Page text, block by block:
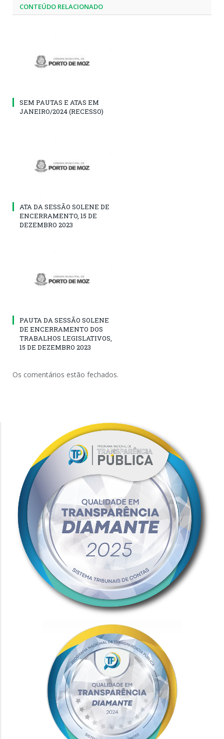
CONTEÚDO RELACIONADO
SEM PAUTAS E ATAS EM
JANEIRO/2024 (RECESSO)
ATA DA SESSÃO SOLENE DE
ENCERRAMENTO, 15 DE
DEZEMBRO 2023
PAUTA DA SESSÃO SOLENE
DE ENCERRAMENTO DOS
TRABALHOS LEGISLATIVOS,
15 DE DEZEMBRO 2023
Os comentários estão fechados.